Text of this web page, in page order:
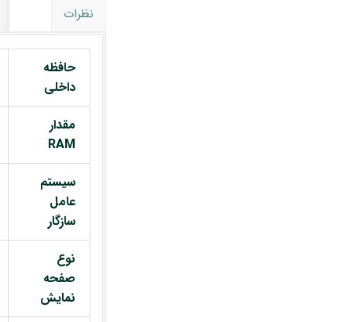
نظرات
حافظه
داخلی
مقدار
RAM
سیستم
عامل
سازگار
نوع
صفحه
نمایش